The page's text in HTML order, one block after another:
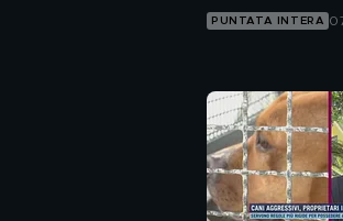
PUNTATA INTERA